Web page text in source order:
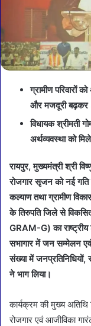
ग्रामीण परिवारों
और मजदूरी
विधायक श्रीमती
अर्थव्यवस्था को
रायपुर, मुख्यमंत्री श्री
रोजगार सृजन को नई
कल्याण तथा ग्रामीण
के तिरुपति जिले से
GRAM-G) का
सभागार में जन सम्मेलन
संख्या में जनप्रतिनिधियों,
ने भाग लिया।
कार्यक्रम की मुख्य अतिथि
रोजगार एवं आजीविका